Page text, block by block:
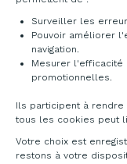
Surveiller les
Pouvoir améliorer
navigation.
Mesurer l'efficacité
promotionnelles.
Ils participent à rendre
tous les cookies peut
Votre choix est
restons à votre
Noir